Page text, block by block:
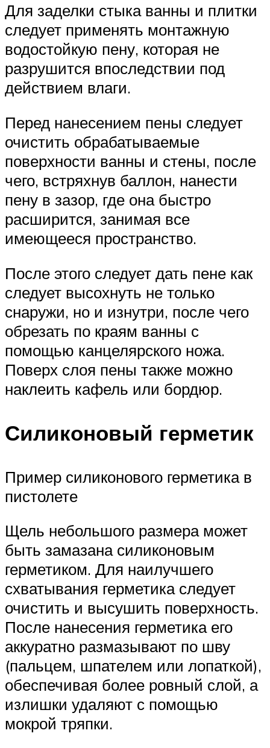
Для заделки стыка ванны и плитки
следует применять монтажную
водостойкую пену, которая не
разрушится впоследствии под
действием влаги.
Перед нанесением пены следует
очистить обрабатываемые
поверхности ванны и стены, после
чего, встряхнув баллон, нанести
пену в зазор, где она быстро
расширится, занимая все
имеющееся пространство.
После этого следует дать пене как
следует высохнуть не только
снаружи, но и изнутри, после чего
обрезать по краям ванны с
помощью канцелярского ножа.
Поверх слоя пены также можно
наклеить кафель или бордюр.
Силиконовый герметик
Пример силиконового герметика в
пистолете
Щель небольшого размера может
быть замазана силиконовым
герметиком. Для наилучшего
схватывания герметика следует
очистить и высушить поверхность.
После нанесения герметика его
аккуратно размазывают по шву
(пальцем, шпателем или лопаткой),
обеспечивая более ровный слой, а
излишки удаляют с помощью
мокрой тряпки.